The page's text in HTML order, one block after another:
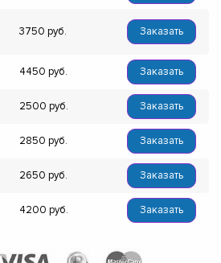
3750 Заказать
4450 Заказать
2500 Заказать
2850 Заказать
2650 Заказать
4200 Заказать